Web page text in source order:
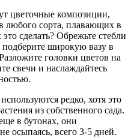
цветочные композиции,
любого сорта, плавающих в
сделать? Обрежьте стебли
широкую вазу в
головки цветов на
свечи и наслаждайтесь
редко, хотя это
из собственного сада.
в бутонах, они
осыпаясь, всего 3-5 дней.